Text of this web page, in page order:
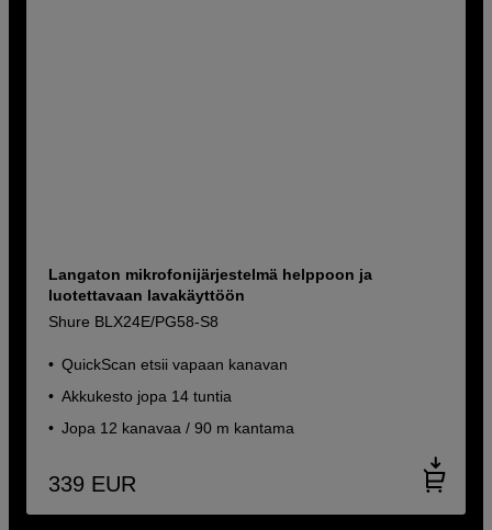
Langaton mikrofonijärjestelmä helppoon ja
luotettavaan lavakäyttöön
Shure BLX24E/PG58-S8
QuickScan etsii vapaan kanavan
Akkukesto jopa 14 tuntia
Jopa 12 kanavaa / 90 m kantama
339 EUR